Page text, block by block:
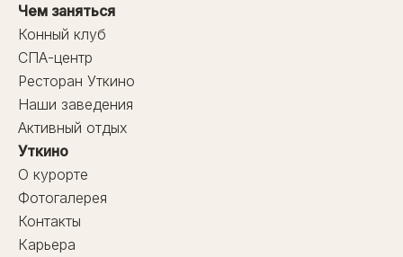
Чем заняться
Конный клуб
СПА-центр
Ресторан Уткино
Наши заведения
Активный отдых
Уткино
О курорте
Фотогалерея
Контакты
Карьера